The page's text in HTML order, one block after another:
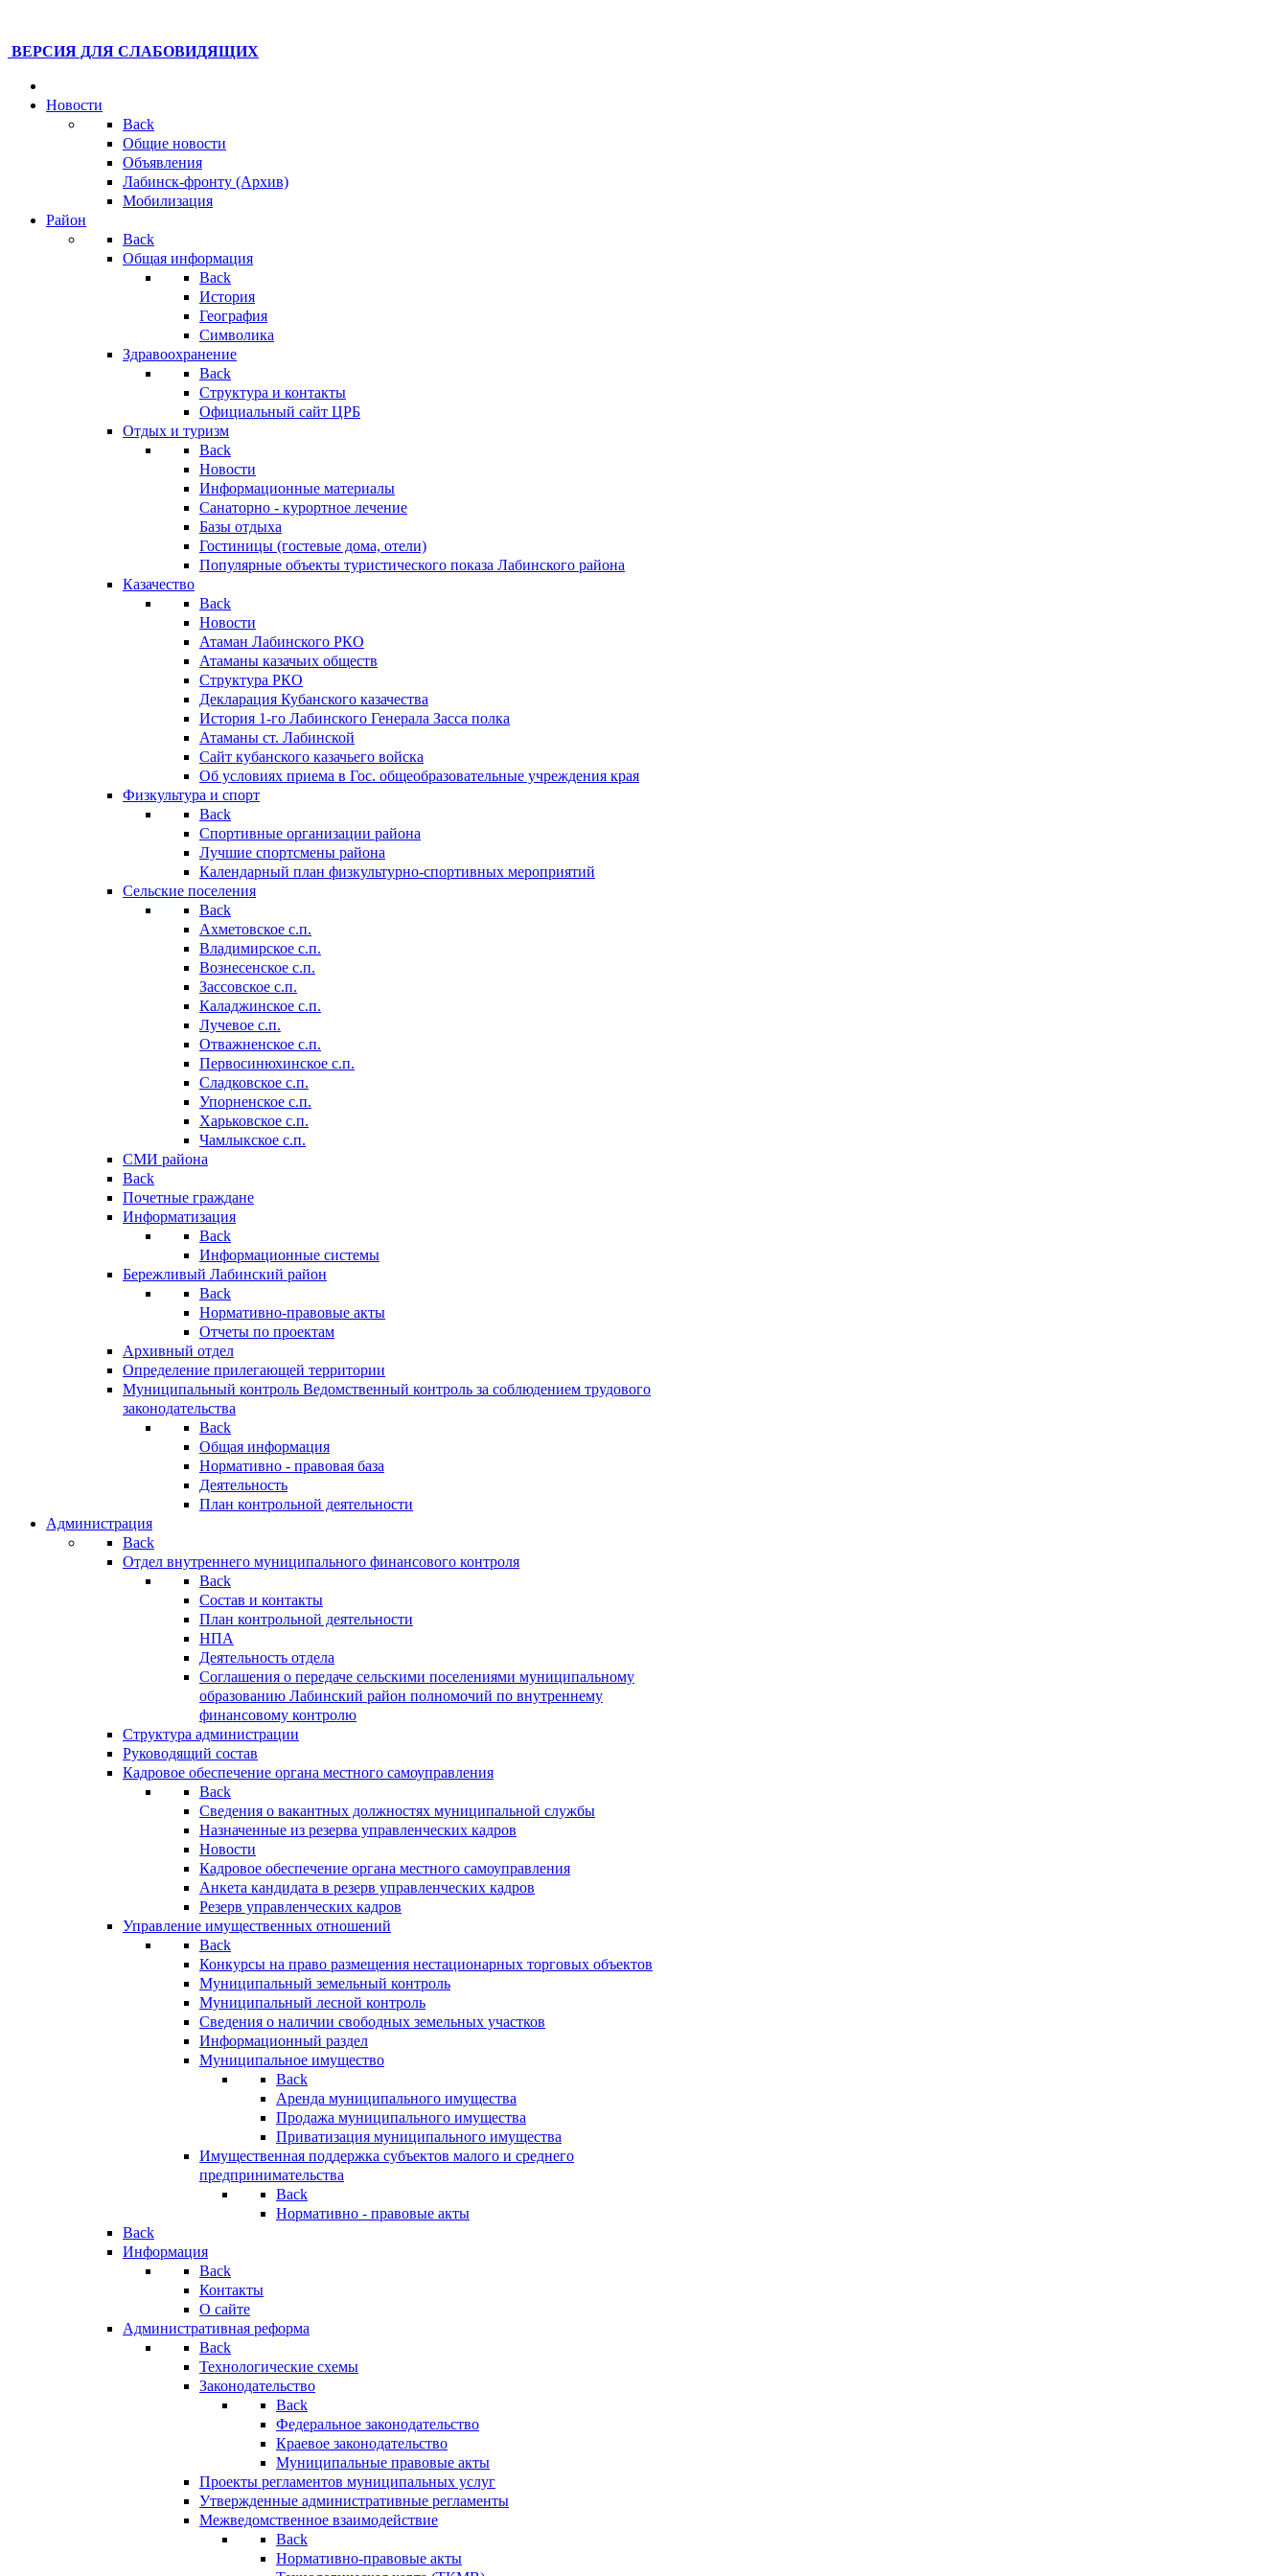
ВЕРСИЯ ДЛЯ СЛАБОВИДЯЩИХ
Новости
Back
Общие новости
Объявления
Лабинск-фронту (Архив)
Мобилизация
Район
Back
Общая информация
Back
История
География
Символика
Здравоохранение
Back
Структура и контакты
Официальный сайт ЦРБ
Отдых и туризм
Back
Новости
Информационные материалы
Санаторно - курортное лечение
Базы отдыха
Гостиницы (гостевые дома, отели)
Популярные объекты туристического показа Лабинского района
Казачество
Back
Новости
Атаман Лабинского РКО
Атаманы казачьих обществ
Структура РКО
Декларация Кубанского казачества
История 1-го Лабинского Генерала Засса полка
Атаманы ст. Лабинской
Cайт кубанского казачьего войска
Об условиях приема в Гос. общеобразовательные учреждения края
Физкультура и спорт
Back
Спортивные организации района
Лучшие спортсмены района
Календарный план физкультурно-спортивных мероприятий
Сельские поселения
Back
Ахметовское с.п.
Владимирское с.п.
Вознесенское с.п.
Зассовское с.п.
Каладжинское с.п.
Лучевое с.п.
Отважненское с.п.
Первосинюхинское с.п.
Сладковское с.п.
Упорненское с.п.
Харьковское с.п.
Чамлыкское с.п.
СМИ района
Back
Почетные граждане
Информатизация
Back
Информационные системы
Бережливый Лабинский район
Back
Нормативно-правовые акты
Отчеты по проектам
Архивный отдел
Определение прилегающей территории
Муниципальный контроль Ведомственный контроль за соблюдением трудового
законодательства
Back
Общая информация
Нормативно - правовая база
Деятельность
План контрольной деятельности
Администрация
Back
Отдел внутреннего муниципального финансового контроля
Back
Состав и контакты
План контрольной деятельности
НПА
Деятельность отдела
Соглашения о передаче сельскими поселениями муниципальному
образованию Лабинский район полномочий по внутреннему
финансовому контролю
Структура администрации
Руководящий состав
Кадровое обеспечение органа местного самоуправления
Back
Сведения о вакантных должностях муниципальной службы
Назначенные из резерва управленческих кадров
Новости
Кадровое обеспечение органа местного самоуправления
Анкета кандидата в резерв управленческих кадров
Резерв управленческих кадров
Управление имущественных отношений
Back
Конкурсы на право размещения нестационарных торговых объектов
Муниципальный земельный контроль
Муниципальный лесной контроль
Сведения о наличии свободных земельных участков
Информационный раздел
Муниципальное имущество
Back
Аренда муниципального имущества
Продажа муниципального имущества
Приватизация муниципального имущества
Имущественная поддержка субъектов малого и среднего
предпринимательства
Back
Нормативно - правовые акты
Back
Информация
Back
Контакты
О сайте
Административная реформа
Back
Технологические схемы
Законодательство
Back
Федеральное законодательство
Краевое законодательство
Муниципальные правовые акты
Проекты регламентов муниципальных услуг
Утвержденные административные регламенты
Межведомственное взаимодействие
Back
Нормативно-правовые акты